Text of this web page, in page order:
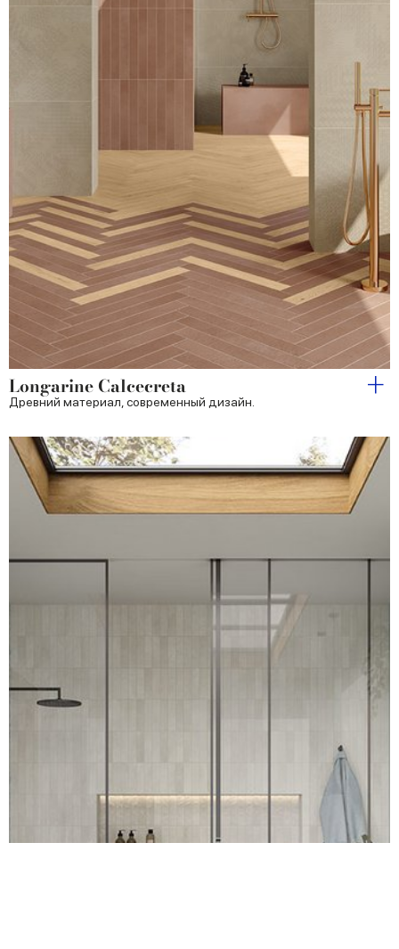
Longarine Calcecreta
Древний материал, современный дизайн.